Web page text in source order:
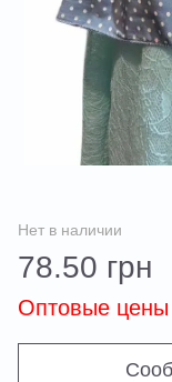
Нет в наличии
78.50 грн
Оптовые цены